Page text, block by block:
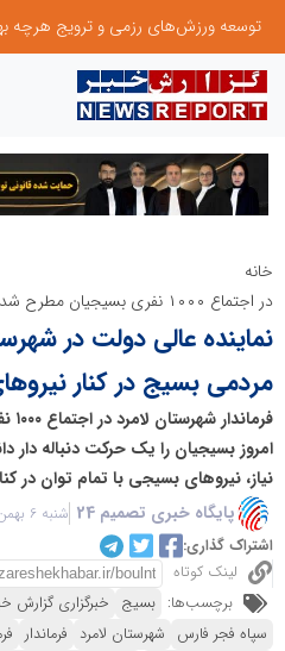
خانه
در اجتماع ۱۰۰۰ نفری بسیجیان مطرح شد؛
نماینده عالی دولت در
مردمی بسیج در کنار
امروز بسیجیان را یک حرکت دنباله
نیاز، نیروهای بسیجی با تمام توان در
پایگاه خبری تصمیم 24
شنبه 6 بهمن 1403 - 11:48
اشتراک گذاری:
لینک کوتاه
برچسب‌ها: بسیج خبرگزاری گزارش
سپاه فجر فارس شهرستان لامرد فرماندار